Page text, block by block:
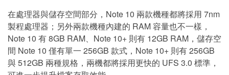
在處理器與儲存空間部分，Note 10 兩款機種都將採用 7nm
製程處理器；另外兩款機種內建的 RAM 容量也不一樣，
Note 10 有 8GB RAM、Note 10+ 則有 12GB RAM，儲存空
間 Note 10 僅有單一 256GB 款式，Note 10+ 則有 256GB
與 512GB 兩種規格，兩機都將採用更快的 UFS 3.0 標準，